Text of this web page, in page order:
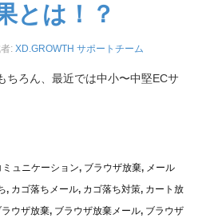
とは！？
: XD.GROWTH サポートチーム
ちろん、最近では中小〜中堅ECサ
ミュニケーション, ブラウザ放棄, メール
, カゴ落ちメール, カゴ落ち対策, カート放
ラウザ放棄, ブラウザ放棄メール, ブラウザ